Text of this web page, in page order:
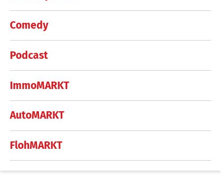
Comedy
Podcast
ImmoMARKT
AutoMARKT
FlohMARKT